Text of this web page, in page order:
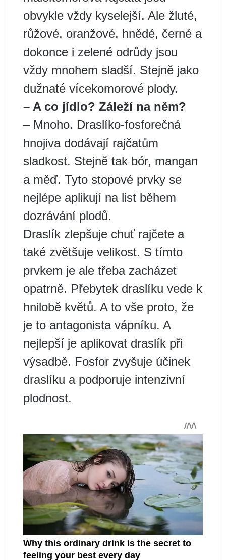
obvykle vždy kyselejší. Ale žluté,
růžové, oranžové, hnědé, černé a
dokonce i zelené odrůdy jsou
vždy mnohem sladší. Stejně jako
dužnaté vícekomorové plody.
– A co jídlo? Záleží na něm?
– Mnoho. Draslíko-fosforečná
hnojiva dodávají rajčatům
sladkost. Stejně tak bór, mangan
a měď. Tyto stopové prvky se
nejlépe aplikují na list během
dozrávání plodů.
Draslík zlepšuje chuť rajčete a
také zvětšuje velikost. S tímto
prvkem je ale třeba zacházet
opatrně. Přebytek draslíku vede k
hnilobě květů. A to vše proto, že
je to antagonista vápníku. A
nejlepší je aplikovat draslík při
výsadbě. Fosfor zvyšuje účinek
draslíku a podporuje intenzivní
plodnost.